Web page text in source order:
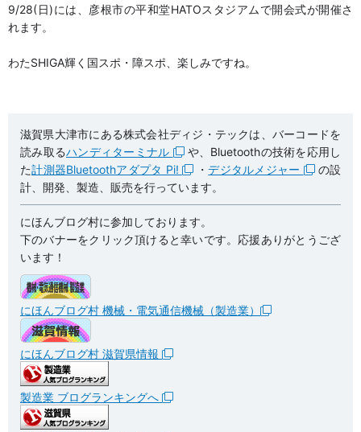
9/28(日)には、彦根市の平和堂HATOスタジアムで開会式が開催さ
れます。
わたSHIGA輝く国スポ・障スポ、楽しみですね。
滋賀県大津市にある株式会社ディジ・テックは、バーコードを
読み取るハンディターミナル
や、Bluetoothの技術を応用し
た計測器Bluetoothアダプタ Pi! ・デジタルメジャー
の設
計、開発、製造、販売を行っています。
にほんブログ村に参加しております。
下のバナーをクリック頂けると幸いです。応援ありがとうござ
います！
にほんブログ村 機械・電気通信機械（製造業）
にほんブログ村 滋賀県情報
製造業 ブログランキングへ